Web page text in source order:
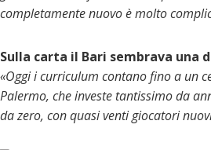
completamente nuovo è molto
Sulla carta il Bari sembrava una
«Oggi i curriculum contano fino a un
Palermo, che investe tantissimo da
da zero, con quasi venti giocatori